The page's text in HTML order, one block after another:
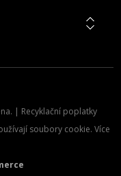
| Recyklační poplatky
soubory cookie. Více